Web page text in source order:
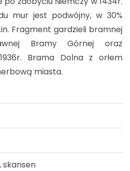
mur jest podwójny, w 30%
Fragment gardzieli bramnej
Bramy Górnej oraz
Brama Dolna z orłem
miasta.
skansen